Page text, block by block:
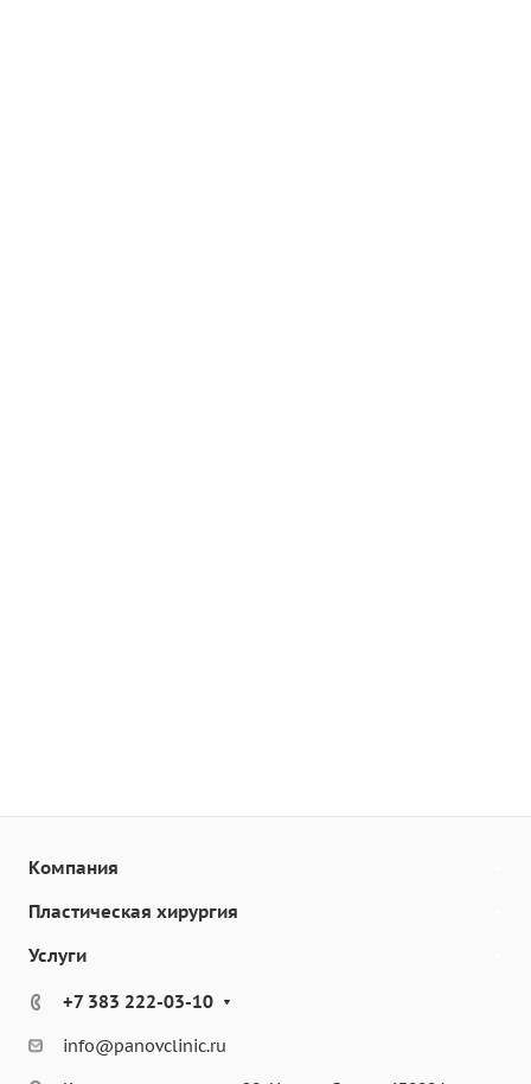
Компания
Пластическая хирургия
Услуги
+7 383 222-03-10
info@panovclinic.ru